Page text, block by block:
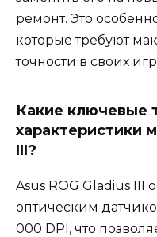
ремонт. Это
которые требуют
точности в своих
Какие ключевые
характеристики
III?
Asus ROG Gladius III
оптическим
000 DPI, что